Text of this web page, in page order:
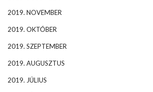
2019. NOVEMBER
2019. OKTÓBER
2019. SZEPTEMBER
2019. AUGUSZTUS
2019. JÚLIUS